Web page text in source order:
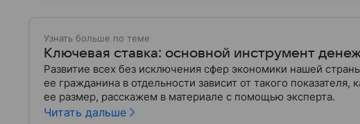
Узнать больше по теме
Ключевая ставка: основной инструмент
Развитие всех без исключения сфер экономики нашей
ее гражданина в отдельности зависит от такого показателя,
ее размер, расскажем в материале с помощью эксперта.
Читать дальше